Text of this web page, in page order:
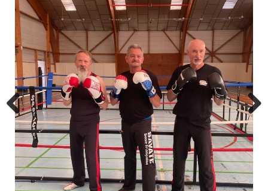
Previous Next